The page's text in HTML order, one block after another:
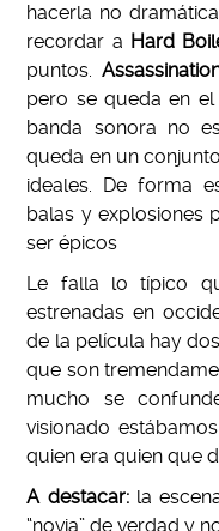
hacerla no
recordar a Hard
puntos.
pero se queda en
banda sonora no
queda en un
ideales. De forma
balas y explosiones
ser épicos
Le falla lo típico
estrenadas en
de la película hay
que son
mucho se
visionado
quien era quien que
A destacar:la
“novia” de verdad y